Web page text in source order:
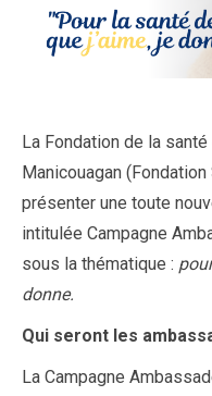
La Fondation de la
Manicouagan
présenter une toute
intitulée Campagne
sous la thématique :
donne.
Qui seront les
La Campagne